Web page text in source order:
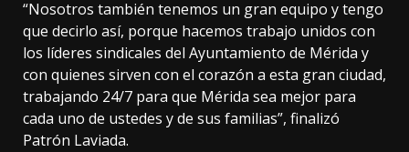
“Nosotros también tenemos un gran equipo y tengo
que decirlo así, porque hacemos trabajo unidos con
los líderes sindicales del Ayuntamiento de Mérida y
con quienes sirven con el corazón a esta gran ciudad,
trabajando 24/7 para que Mérida sea mejor para
cada uno de ustedes y de sus familias”, finalizó
Patrón Laviada.